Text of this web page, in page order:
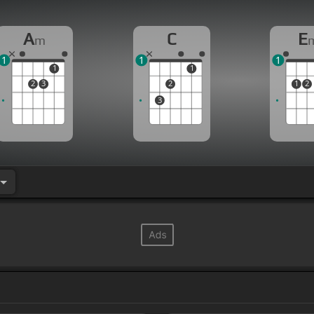
Am
2 3
1
1
C
3
2
1
1
E
1 2
1